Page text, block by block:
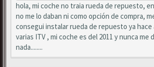
hola, mi coche no traia rueda de repuesto,
no me lo daban ni como opción de compra,
consegui instalar rueda de repuesto ya hace
varias ITV , mi coche es del 2011 y nunca me
nada........